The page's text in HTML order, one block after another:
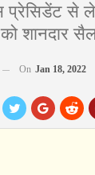
प्रेसिडेंट से
को शानदार
On Jan 18, 2022